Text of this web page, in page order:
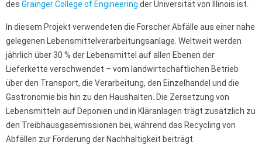
des Grainger College of Engineering der Universität von Illinois ist.
In diesem Projekt verwendeten die Forscher Abfälle aus einer nahe
gelegenen Lebensmittelverarbeitungsanlage. Weltweit werden
jährlich über 30 % der Lebensmittel auf allen Ebenen der
Lieferkette verschwendet – vom landwirtschaftlichen Betrieb
über den Transport, die Verarbeitung, den Einzelhandel und die
Gastronomie bis hin zu den Haushalten. Die Zersetzung von
Lebensmitteln auf Deponien und in Kläranlagen trägt zusätzlich zu
den Treibhausgasemissionen bei, während das Recycling von
Abfällen zur Förderung der Nachhaltigkeit beiträgt.